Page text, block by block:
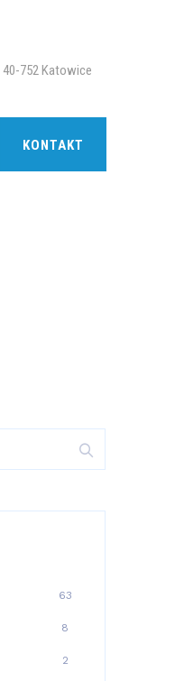
752 Katowice
KONTAKT
63
8
2